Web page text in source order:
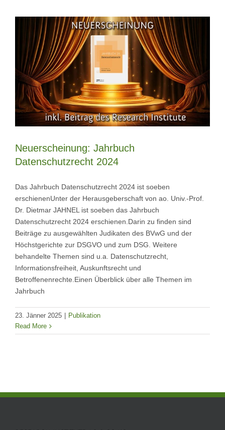
Neuerscheinung: Jahrbuch
Datenschutzrecht 2024
Das Jahrbuch Datenschutzrecht 2024 ist soeben
erschienenUnter der Herausgeberschaft von ao. Univ.-Prof.
Dr. Dietmar JAHNEL ist soeben das Jahrbuch
Datenschutzrecht 2024 erschienen.Darin zu finden sind
Beiträge zu ausgewählten Judikaten des BVwG und der
Höchstgerichte zur DSGVO und zum DSG. Weitere
behandelte Themen sind u.a. Datenschutzrecht,
Informationsfreiheit, Auskunftsrecht und
Betroffenenrechte.Einen Überblick über alle Themen im
Jahrbuch
23. Jänner 2025
Publikation
Read More